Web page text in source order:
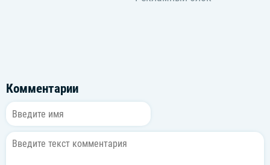
Экспонат, ты мой фанат,
На тысячу карат.
Носи меня на руках —
Комментарии